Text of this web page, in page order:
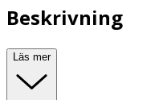
Beskrivning
Läs mer